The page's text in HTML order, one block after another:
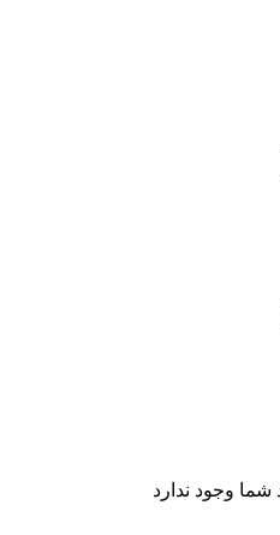
وجود ندارد